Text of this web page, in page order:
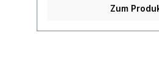
Zum